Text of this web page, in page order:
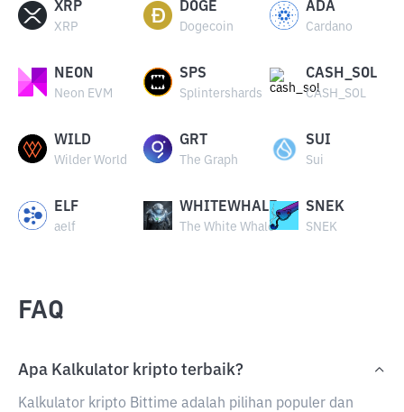
XRP
XRP
DOGE
Dogecoin
ADA
Cardano
NEON
Neon EVM
SPS
Splintershards
CASH_SOL
CASH_SOL
WILD
Wilder World
GRT
The Graph
SUI
Sui
ELF
aelf
WHITEWHALE
The White Whale
SNEK
SNEK
FAQ
Apa Kalkulator kripto terbaik?
Kalkulator kripto Bittime adalah pilihan populer dan